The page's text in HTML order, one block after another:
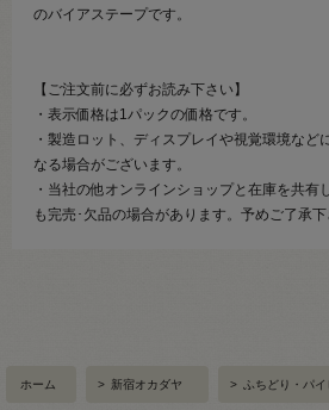
のバイアステープです。
【ご注文前に必ずお読み下さい】
・表示価格は1パックの価格です。
・製造ロット、ディスプレイや視覚環境など
なる場合がございます。
・当社の他オンラインショップと在庫を共有
も完売･欠品の場合があります。予めご了承下
ホーム > 新宿オカダヤ > ふちどり・パイ